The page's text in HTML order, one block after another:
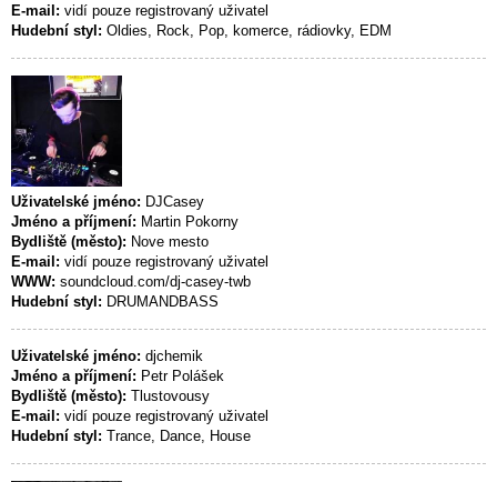
E-mail: vidí pouze registrovaný uživatel
Hudební styl: Oldies, Rock, Pop, komerce, rádiovky, EDM
Uživatelské jméno: DJCasey
Jméno a příjmení: Martin Pokorny
Bydliště (město): Nove mesto
E-mail: vidí pouze registrovaný uživatel
WWW: soundcloud.com/dj-casey-twb
Hudební styl: DRUMANDBASS
Uživatelské jméno: djchemik
Jméno a příjmení: Petr Polášek
Bydliště (město): Tlustovousy
E-mail: vidí pouze registrovaný uživatel
Hudební styl: Trance, Dance, House